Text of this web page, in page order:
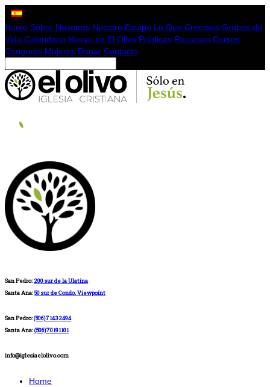
Home Sobre Nosotros Nuestro Equipo Lo Que Creemos Grupos de
Vida Calendario Nuevo en El Olivo Prédicas Recursos Cursos
Congreso Mujeres Donar Contacto
San Pedro: 200 sur de la Ulatina
Santa Ana:50 sur de Condo. Viewpoint
San Pedro:(506)71432494
Santa Ana:(506)70191101
info@iglesiaelolivo.com
Home